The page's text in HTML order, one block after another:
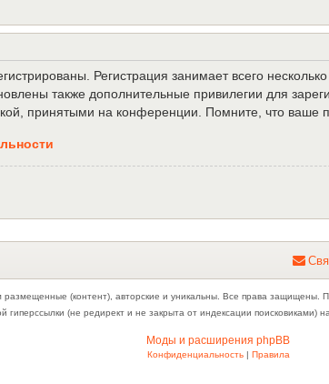
Регистрация занимает всего
также дополнительные привилегии для
принятыми на конференции. Помните, что ваше
Свя
(контент), авторские и уникальны. Все права защищены.
гиперссылки (не редирект и не закрыта от индексации
Моды и расширения phpBB
Конфиденциальность| Правила